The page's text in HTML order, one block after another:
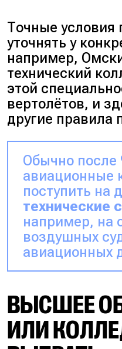
Точные условия
уточнять у
например,
технический
этой
вертолётов, и
другие правила
Обычно после
авиационные
поступить на
технические
например, на
воздушных
авиационных
ВЫСШЕЕ
ИЛИ